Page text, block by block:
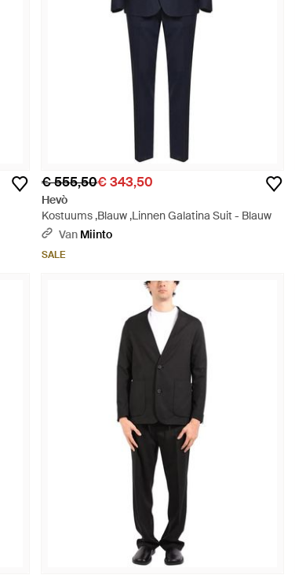
€ 555,50€ 343,50
Hevò
Kostuums ,Blauw ,Linnen Galatina Suit - Blauw
Van Miinto
SALE